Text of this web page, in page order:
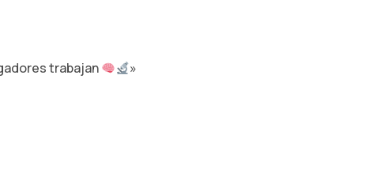
trabajan
»